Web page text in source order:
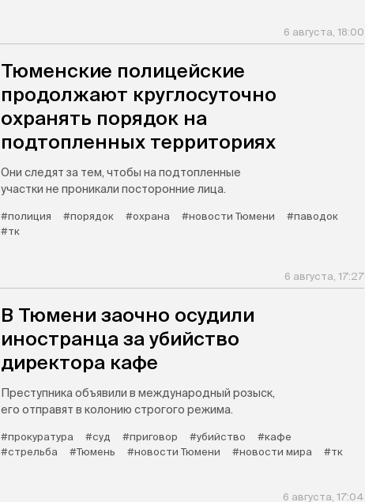
6 августа, 18:00
Тюменские полицейские
продолжают круглосуточно
охранять порядок на
подтопленных территориях
Они следят за тем, чтобы на подтопленные
участки не проникали посторонние лица.
#полиция #порядок #охрана #новости Тюмени
#паводок
#тк
6 августа, 17:27
В Тюмени заочно осудили
иностранца за убийство
директора кафе
Преступника объявили в международный розыск,
его отправят в колонию строгого режима.
#прокуратура #суд #приговор #убийство
#кафе
#стрельба
#Тюмень #новости Тюмени #новости мира #тк
6 августа, 17:04